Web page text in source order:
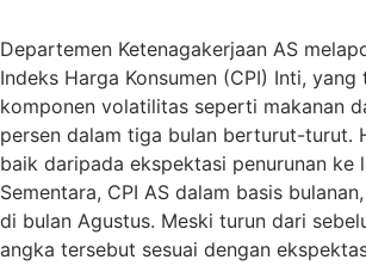
Departemen Ketenagakerjaan AS
Indeks Harga Konsumen (CPI) Inti,
komponen volatilitas seperti makanan
persen dalam tiga bulan berturut-turut.
baik daripada ekspektasi penurunan ke
Sementara, CPI AS dalam basis
di bulan Agustus. Meski turun dari
angka tersebut sesuai dengan